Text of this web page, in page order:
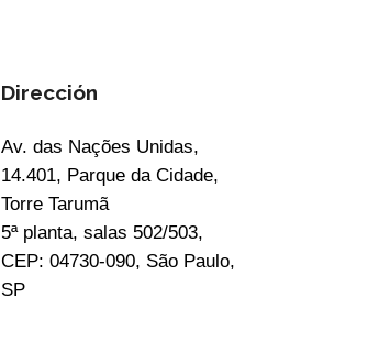
Dirección
Av. das Nações Unidas,
14.401, Parque da Cidade,
Torre Tarumã
5ª planta, salas 502/503,
CEP: 04730-090, São Paulo,
SP